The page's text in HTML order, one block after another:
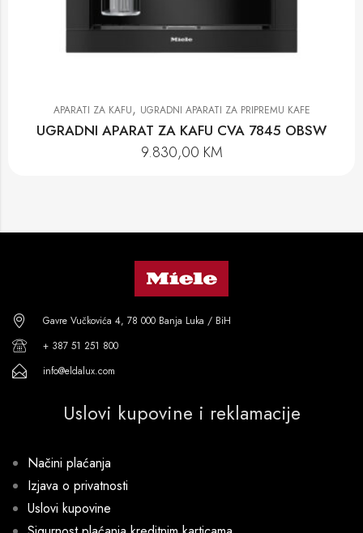
APARATI ZA KAFU, UGRADNI APARATI ZA PRIPREMU KAFE
UGRADNI APARAT ZA KAFU CVA 7845 OBSW
9.830,00 KM
Gavre Vučkovića 4, 78 000 Banja Luka / BiH
+ 387 51 251 800
info@eldalux.com
Uslovi kupovine i reklamacije
Načini plaćanja
Izjava o privatnosti
Uslovi kupovine